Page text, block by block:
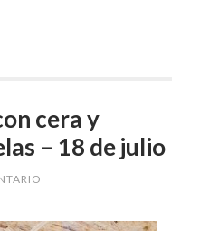
cera y
– 18 de julio